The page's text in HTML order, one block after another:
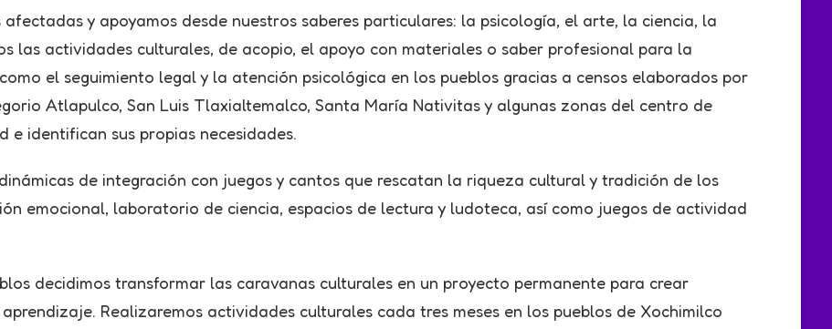
y apoyamos desde nuestros saberes particulares: la psicología, el arte, la ciencia, la
las actividades culturales, de acopio, el apoyo con materiales o saber profesional para la
el seguimiento legal y la atención psicológica en los pueblos gracias a censos elaborados por
Atlapulco, San Luis Tlaxialtemalco, Santa María Nativitas y algunas zonas del centro de
e identifican sus propias necesidades.
de integración con juegos y cantos que rescatan la riqueza cultural y tradición de los
emocional, laboratorio de ciencia, espacios de lectura y ludoteca, así como juegos de actividad
decidimos transformar las caravanas culturales en un proyecto permanente para crear
Realizaremos actividades culturales cada tres meses en los pueblos de Xochimilco